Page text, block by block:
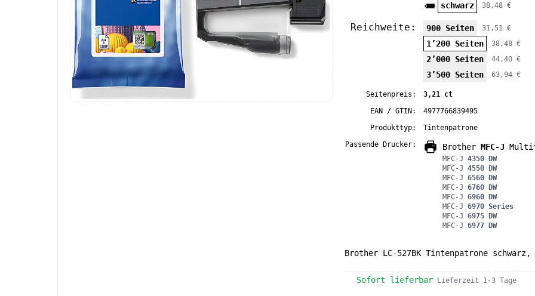
schwarz 38,48 €
Reichweite: 900 Seiten 31,51 €
1’200 Seiten 38,48 €
2’000 Seiten 44,40 €
3’500 Seiten 63,94 €
Seitenpreis:
3,21 ct
EAN / GTIN:
4977766839495
Produkttyp:
Tintenpatrone
Passende Drucker:
Brother MFC-J
MFC-J 4350 DW
MFC-J 4550 DW
MFC-J 6560 DW
MFC-J 6760 DW
MFC-J 6960 DW
MFC-J 6970 Series
MFC-J 6975 DW
MFC-J 6977 DW
Brother LC-527BK Tintenpatrone
Sofort lieferbar Lieferzeit 1-3 Tage